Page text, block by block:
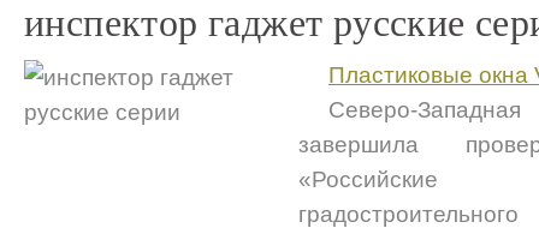
инспектор гаджет русские
Пластиковые окна
Северо-Западная
завершила
«Российские